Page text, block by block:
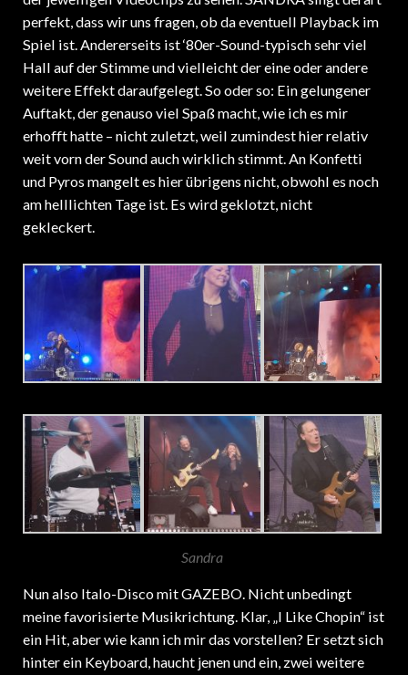
perfekt, dass wir uns fragen, ob da eventuell Playback im
Spiel ist. Andererseits ist ‘80er-Sound-typisch sehr viel
Hall auf der Stimme und vielleicht der eine oder andere
weitere Effekt daraufgelegt. So oder so: Ein gelungener
Auftakt, der genauso viel Spaß macht, wie ich es mir
erhofft hatte – nicht zuletzt, weil zumindest hier relativ
weit vorn der Sound auch wirklich stimmt. An Konfetti
und Pyros mangelt es hier übrigens nicht, obwohl es noch
am helllichten Tage ist. Es wird geklotzt, nicht
gekleckert.
Sandra
Nun also Italo-Disco mit GAZEBO. Nicht unbedingt
meine favorisierte Musikrichtung. Klar, „I Like Chopin“ ist
ein Hit, aber wie kann ich mir das vorstellen? Er setzt sich
hinter ein Keyboard, haucht jenen und ein, zwei weitere